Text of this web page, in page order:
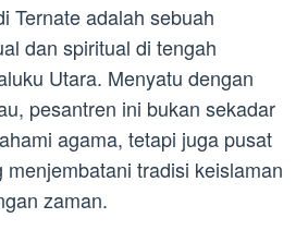
Ternate adalah sebuah
dan spiritual di tengah
Utara. Menyatu dengan
pesantren ini bukan sekadar
agama, tetapi juga pusat
menjembatani tradisi keislaman
zaman.